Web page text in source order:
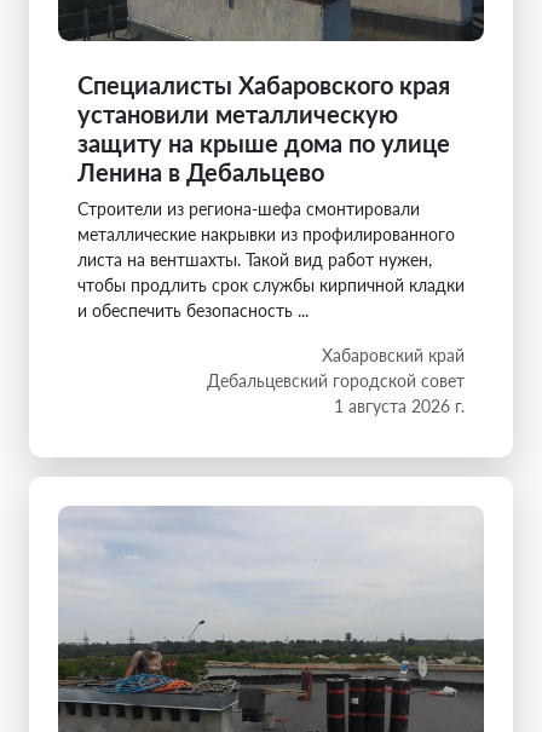
Специалисты Хабаровского края
установили металлическую
защиту на крыше дома по улице
Ленина в Дебальцево
Строители из региона-шефа смонтировали
металлические накрывки из профилированного
листа на вентшахты. Такой вид работ нужен,
чтобы продлить срок службы кирпичной кладки
и обеспечить безопасность ...
Хабаровский край
Дебальцевский городской совет
1 августа 2026 г.